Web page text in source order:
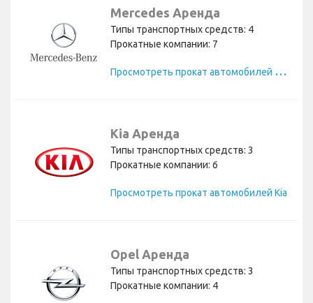
Mercedes Аренда
Типы транспортных средств: 4
Прокатные компании: 7
П
росмотреть прокат автомобилей Mercedes
Kia Аренда
Типы транспортных средств: 3
Прокатные компании: 6
Просмотреть прокат автомобилей Kia
Opel Аренда
Типы транспортных средств: 3
Прокатные компании: 4